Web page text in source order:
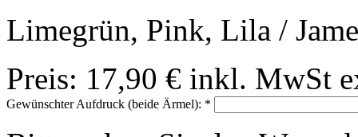
Limegrün, Pink, Lila /
Preis: 17,90 € inkl. MwSt
Gewünschter Aufdruck (beide Ärmel): *